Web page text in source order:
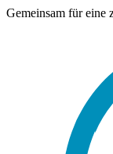
Gemeinsam für eine